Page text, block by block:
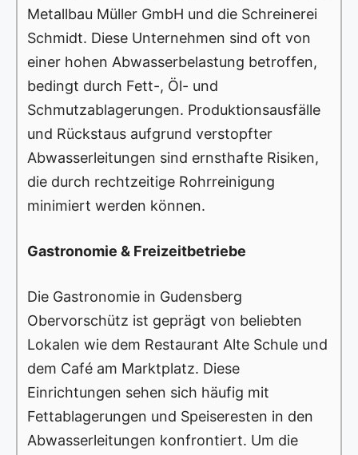
Metallbau Müller GmbH und die Schreinerei
Schmidt. Diese Unternehmen sind oft von
einer hohen Abwasserbelastung betroffen,
bedingt durch Fett-, Öl- und
Schmutzablagerungen. Produktionsausfälle
und Rückstaus aufgrund verstopfter
Abwasserleitungen sind ernsthafte Risiken,
die durch rechtzeitige Rohrreinigung
minimiert werden können.
Gastronomie & Freizeitbetriebe
Die Gastronomie in Gudensberg
Obervorschütz ist geprägt von beliebten
Lokalen wie dem Restaurant Alte Schule und
dem Café am Marktplatz. Diese
Einrichtungen sehen sich häufig mit
Fettablagerungen und Speiseresten in den
Abwasserleitungen konfrontiert. Um die